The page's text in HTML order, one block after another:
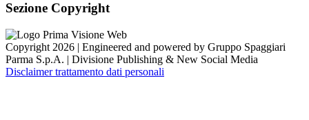
Sezione Copyright
Copyright 2026 | Engineered and powered by Gruppo Spaggiari
Parma S.p.A. | Divisione Publishing & New Social Media
Disclaimer trattamento dati personali